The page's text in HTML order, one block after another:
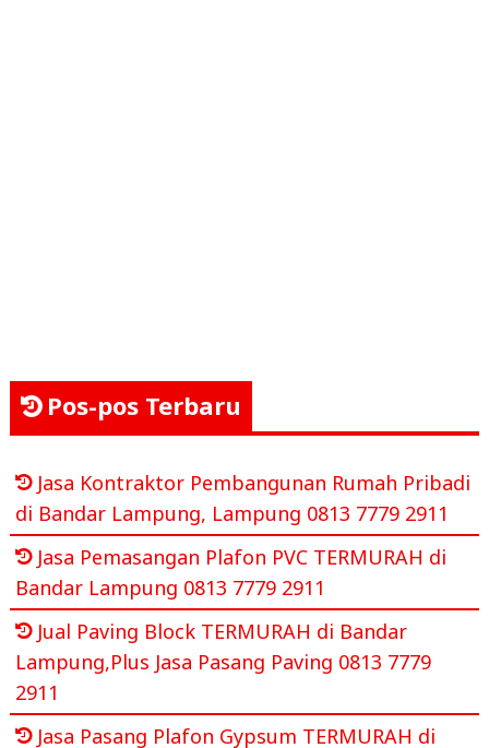
Pos-pos Terbaru
Jasa Kontraktor Pembangunan Rumah Pribadi
di Bandar Lampung, Lampung 0813 7779 2911
Jasa Pemasangan Plafon PVC TERMURAH di
Bandar Lampung 0813 7779 2911
Jual Paving Block TERMURAH di Bandar
Lampung,Plus Jasa Pasang Paving 0813 7779
2911
Jasa Pasang Plafon Gypsum TERMURAH di